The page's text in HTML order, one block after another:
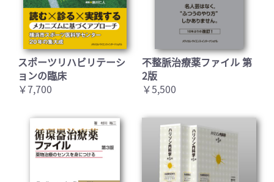
スポーツリハビリテーシ
ョンの臨床
￥7,700
不整脈治療薬ファイル 第
2版
￥5,500